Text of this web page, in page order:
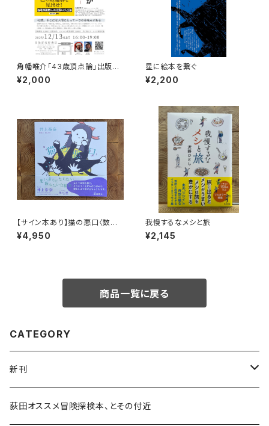
角幡唯介「43歳頂点論」出版記
念トークイベント録画視聴権
¥2,000
星に絵本を繋ぐ
¥2,200
【サイン本あり】猫の悪口〈数量
限定・オリジナルトート付き〉
¥4,950
我慢するなメシと旅
¥2,145
商品一覧に戻る
CATEGORY
新刊
和書
荻田オススメ冒険探検本、とその付近